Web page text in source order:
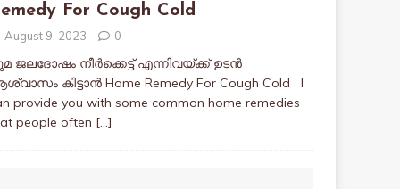
For Cough Cold
August 9, 2023 0
ജലദോഷം നീർക്കെട്ട് എന്നിവയ്ക്ക് ഉടൻ
കിട്ടാൻ Home Remedy For Cough Cold I
provide you with some common home remedies
people often […]